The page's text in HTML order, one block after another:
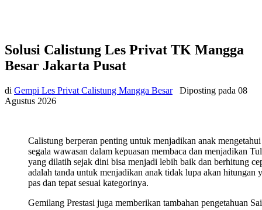
Solusi Calistung Les Privat TK Mangga
Besar Jakarta Pusat
di Gempi Les Privat Calistung Mangga Besar Diposting pada 08
Agustus 2026
Calistung berperan penting untuk menjadikan anak mengetahui
segala wawasan dalam kepuasan membaca dan menjadikan
yang dilatih sejak dini bisa menjadi lebih baik dan berhitung
adalah tanda untuk menjadikan anak tidak lupa akan hitungan
pas dan tepat sesuai kategorinya.
Gemilang Prestasi juga memberikan tambahan pengetahuan